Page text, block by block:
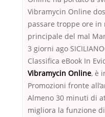
Vibramycin Online
passare troppe ore in
principale del mal
3 giorni ago
Classifica eBook In
Vibramycin Online, è
Promozioni fronte
Almeno 30 minuti di
migliora la funzione